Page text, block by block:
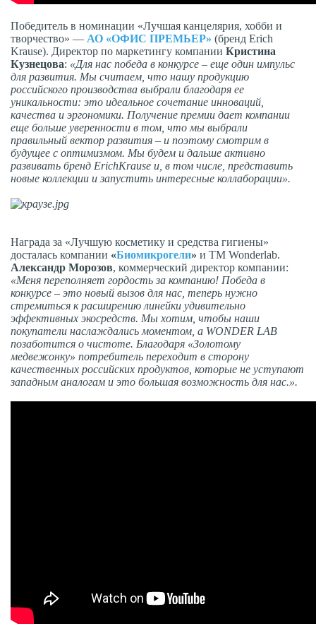
Победитель в номинации «Лучшая канцелярия, хобби и
творчество» — АО «ОФИС ПРЕМЬЕР» (бренд Erich
Krause). Директор по маркетингу компании Кристина
Кузнецова: «Для нас победа в конкурсе – еще один импульс
для развития. Мы считаем, что нашу продукцию
российского производства выбрали благодаря ее
уникальности: это идеальное сочетание инноваций,
качества и эргономики. Получение премии дает компании
еще больше уверенности в том, что мы выбрали
правильный вектор развития – и поэтому смотрим в
будущее с оптимизмом. Мы будем и дальше активно
развивать бренд ErichKrause и, в том числе, представить
новые коллекции и запустить интересные коллаборации».
Награда за «Лучшую косметику и средства гигиены»
досталась компании «Биомикрогели» и ТМ Wonderlab.
Александр Морозов, коммерческий директор компании:
«Меня переполняет гордость за компанию! Победа в
конкурсе – это новый вызов для нас, теперь нужно
стремиться к расширению линейки удивительно
эффективных экосредств. Мы хотим, чтобы наши
покупатели наслаждались моментом, а WONDER LAB
позаботится о чистоте. Благодаря «Золотому
медвежонку» потребитель переходит в сторону
качественных российских продуктов, которые не уступают
западным аналогам и это большая возможность для нас.».